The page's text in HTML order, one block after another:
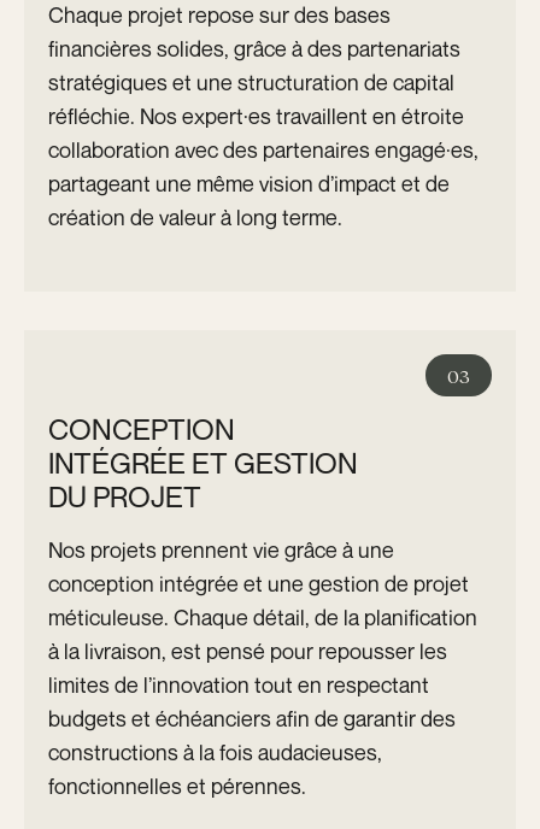
Chaque projet repose sur des bases
financières solides, grâce à des partenariats
stratégiques et une structuration de capital
réfléchie. Nos expert·es travaillent en étroite
collaboration avec des partenaires engagé·es,
partageant une même vision d’impact et de
création de valeur à long terme.
CONCEPTION
INTÉGRÉE ET GESTION
DU PROJET
Nos projets prennent vie grâce à une
conception intégrée et une gestion de projet
méticuleuse. Chaque détail, de la planification
à la livraison, est pensé pour repousser les
limites de l’innovation tout en respectant
budgets et échéanciers afin de garantir des
constructions à la fois audacieuses,
fonctionnelles et pérennes.
03